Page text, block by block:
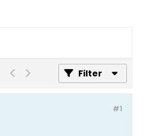
Filter
#1